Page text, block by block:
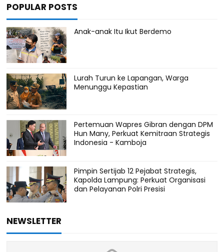
POPULAR POSTS
Anak-anak Itu Ikut Berdemo
Lurah Turun ke Lapangan, Warga
Menunggu Kepastian
Pertemuan Wapres Gibran dengan DPM
Hun Many, Perkuat Kemitraan Strategis
Indonesia - Kamboja
Pimpin Sertijab 12 Pejabat Strategis,
Kapolda Lampung: Perkuat Organisasi
dan Pelayanan Polri Presisi
NEWSLETTER